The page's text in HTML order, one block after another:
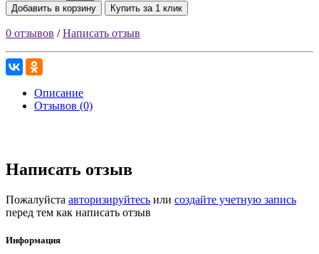
Добавить в корзину Купить за 1 клик
0 отзывов /Написать отзыв
Описание
Отзывов (0)
Написать отзыв
Пожалуйста авторизируйтесь или создайте учетную запись
перед тем как написать отзыв
Информация